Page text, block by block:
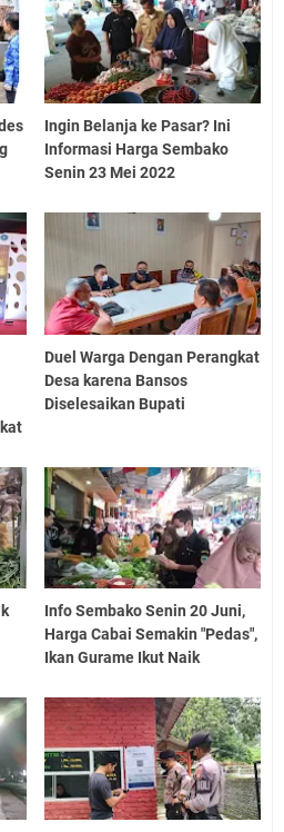
Ingin Belanja ke Pasar? Ini
Informasi Harga Sembako
Senin 23 Mei 2022
Duel Warga Dengan Perangkat
Desa karena Bansos
Diselesaikan Bupati
Info Sembako Senin 20 Juni,
Harga Cabai Semakin "Pedas",
Ikan Gurame Ikut Naik